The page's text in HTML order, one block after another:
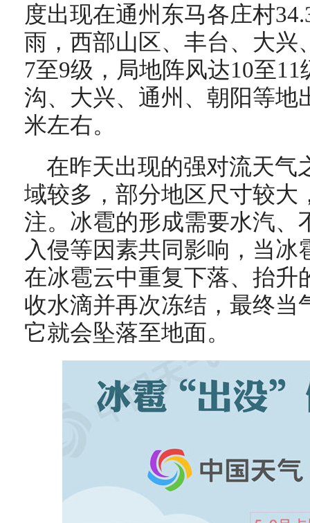
度出现在通州东马各庄村
雨，西部山区、丰台、大兴
7至9级，局地阵风达10至
沟、大兴、通州、朝阳等地
米左右。
在昨天出现的强对流天气
域较多， 部分地区 尺寸较大
注。冰雹的形成需要水汽、
入侵等因素共同影响，当
在冰雹云中重复下落、抬升
收水滴并再次冻结，最终当
它就会坠落至地面。